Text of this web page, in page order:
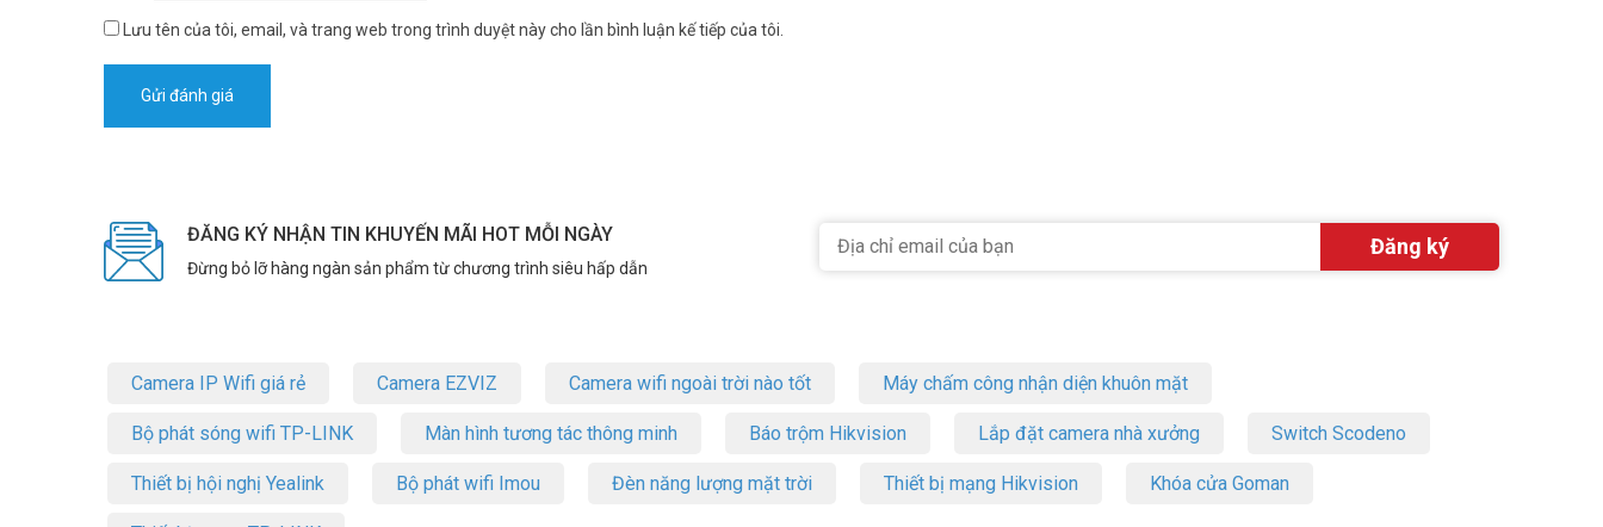
Lưu tên của tôi, email, và trang web trong trình duyệt này cho lần bình luận kế tiếp của tôi.
ĐĂNG KÝ NHẬN TIN KHUYẾN MÃI HOT MỖI NGÀY
Đừng bỏ lỡ hàng ngàn sản phẩm từ chương trình siêu hấp dẫn
Camera IP Wifi giá rẻ Camera EZVIZ Camera wifi ngoài trời nào tốt Máy chấm công nhận diện khuôn mặt
Bộ phát sóng wifi TP-LINK Màn hình tương tác thông minh Báo trộm Hikvision Lắp đặt camera nhà xưởng Switch Scodeno
Thiết bị hội nghị Yealink Bộ phát wifi Imou Đèn năng lượng mặt trời Thiết bị mạng Hikvision Khóa cửa Goman